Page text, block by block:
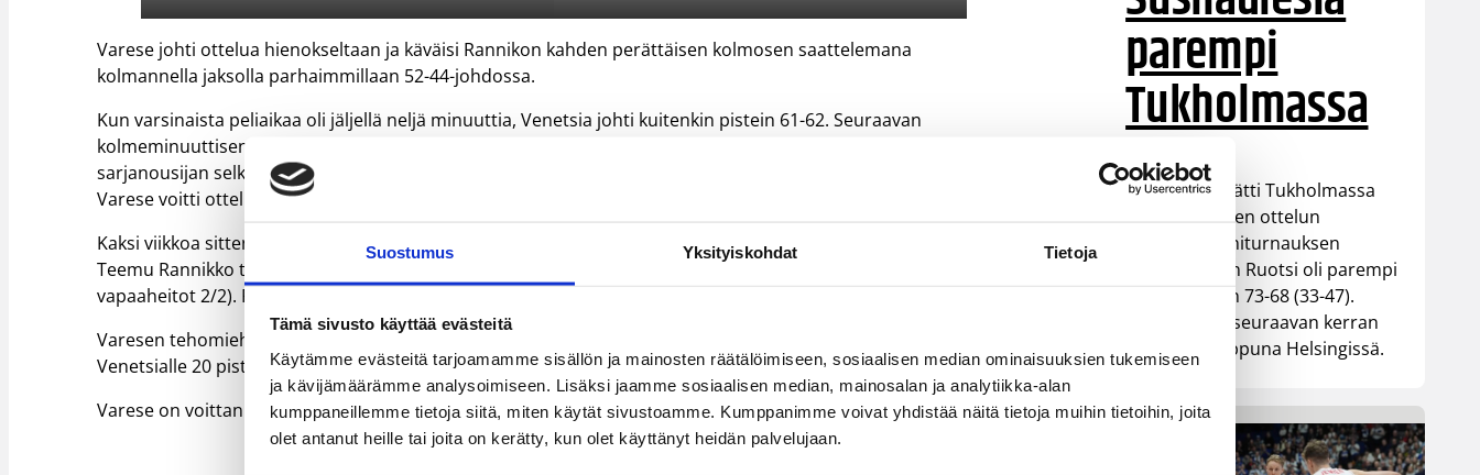
Suostumus Yksityiskohdat Tietoja
Tämä sivusto käyttää evästeitä
Käytämme evästeitä tarjoamamme sisällön ja mainosten räätälöimiseen, sosiaalisen median ominaisuuksien tukemiseen
ja kävijämäärämme analysoimiseen. Lisäksi jaamme sosiaalisen median, mainosalan ja analytiikka-alan
kumppaneillemme tietoja siitä, miten käytät sivustoamme. Kumppanimme voivat yhdistää näitä tietoja muihin tietoihin, joita
olet antanut heille tai joita on kerätty, kun olet käyttänyt heidän palvelujaan.
Varese johti ottelua hienokseltaan ja käväisi Rannikon kahden perättäisen kolmosen saattelemana
kolmannella jaksolla parhaimmillaan 52-44-johdossa.
Kun varsinaista peliaikaa oli jäljellä neljä minuuttia, Venetsia johti kuitenkin pistein 61-62. Seuraavan
kolmeminuuttisen aikana Varese piti kuitenkin vieraansa vailla pelitilannekoria, ja Rok Stipcevic katkaisi
sarjanousijan selkärangan kolmosellaan, joka vei kotijoukkueen 70–64-johtoon viimeisen minuutin alussa.
Varese voitti ottelun 73-67 (38-37).
Kaksi viikkoa sitten Petteri Koposen Virtus Bolognaa vastaan pelaamassaan ottelunsa polvensa loukannut
Teemu Rannikko teki pirteän paluun upottaen 18 minuutissa kahdeksan pistettä (kakkoset 0/1, kolmoset 2/3,
vapaaheitot 2/2). Rannikko sieppasi myös kolme levypalloa, antoi yhden syötön ja riisti pallon kerran.
Varesen tehomiehet olivat Justin Hurtt (18/3) ja Rok Stipcevic (14/3/4 syöttöä/3 riistoa). Alvin Young upotti
Venetsialle 20 pistettä.
Varese on voittanut kahdeksasta ottelustaan viisi.
parempi
Tukholmassa
Susiladies päätti Tukholmassa
pelatun kahden ottelun
mittaisen miniturnauksen
tappioon, kun Ruotsi oli parempi
loppulukemin 73-68 (33-47).
Suomi pelaa seuraavan kerran
ensi viikonloppuna Helsingissä.